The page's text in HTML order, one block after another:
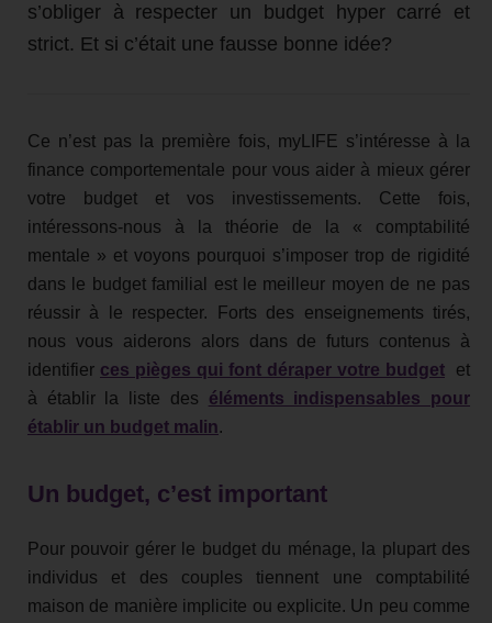
s’obliger à respecter un budget hyper carré et
strict. Et si c’était une fausse bonne idée?
Ce n’est pas la première fois, myLIFE s’intéresse à la
finance comportementale pour vous aider à mieux gérer
votre budget et vos investissements. Cette fois,
intéressons-nous à la théorie de la « comptabilité
mentale » et voyons pourquoi s’imposer trop de rigidité
dans le budget familial est le meilleur moyen de ne pas
réussir à le respecter. Forts des enseignements tirés,
nous vous aiderons alors dans de futurs contenus à
identifier ces pièges qui font déraper votre budget et
à établir la liste des éléments indispensables pour
établir un budget malin.
Un budget, c’est important
Pour pouvoir gérer le budget du ménage, la plupart des
individus et des couples tiennent une comptabilité
maison de manière implicite ou explicite. Un peu comme